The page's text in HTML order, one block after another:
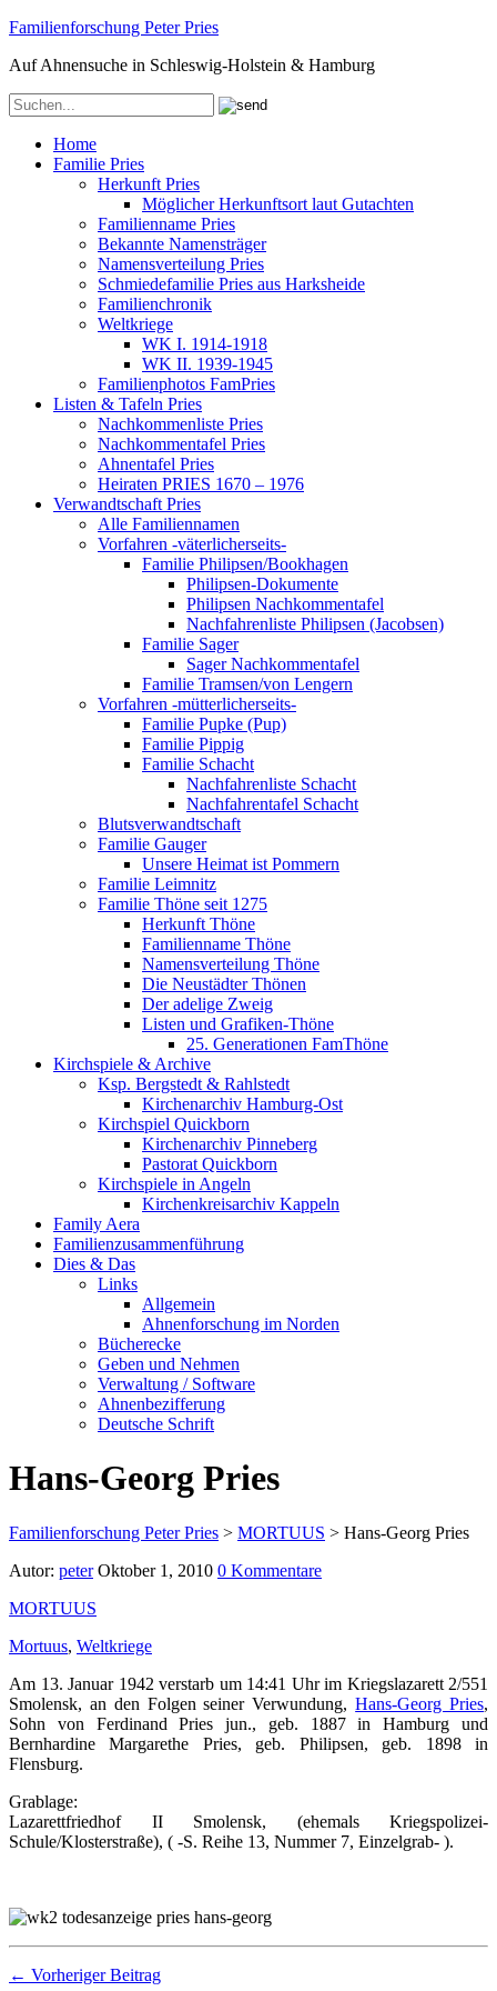
Familienforschung Peter Pries
Auf Ahnensuche in Schleswig-Holstein & Hamburg
Home
Familie Pries
Herkunft Pries
Möglicher Herkunftsort laut Gutachten
Familienname Pries
Bekannte Namensträger
Namensverteilung Pries
Schmiedefamilie Pries aus Harksheide
Familienchronik
Weltkriege
WK I. 1914-1918
WK II. 1939-1945
Familienphotos FamPries
Listen & Tafeln Pries
Nachkommenliste Pries
Nachkommentafel Pries
Ahnentafel Pries
Heiraten PRIES 1670 – 1976
Verwandtschaft Pries
Alle Familiennamen
Vorfahren -väterlicherseits-
Familie Philipsen/Bookhagen
Philipsen-Dokumente
Philipsen Nachkommentafel
Nachfahrenliste Philipsen (Jacobsen)
Familie Sager
Sager Nachkommentafel
Familie Tramsen/von Lengern
Vorfahren -mütterlicherseits-
Familie Pupke (Pup)
Familie Pippig
Familie Schacht
Nachfahrenliste Schacht
Nachfahrentafel Schacht
Blutsverwandtschaft
Familie Gauger
Unsere Heimat ist Pommern
Familie Leimnitz
Familie Thöne seit 1275
Herkunft Thöne
Familienname Thöne
Namensverteilung Thöne
Die Neustädter Thönen
Der adelige Zweig
Listen und Grafiken-Thöne
25. Generationen FamThöne
Kirchspiele & Archive
Ksp. Bergstedt & Rahlstedt
Kirchenarchiv Hamburg-Ost
Kirchspiel Quickborn
Kirchenarchiv Pinneberg
Pastorat Quickborn
Kirchspiele in Angeln
Kirchenkreisarchiv Kappeln
Family Aera
Familienzusammenführung
Dies & Das
Links
Allgemein
Ahnenforschung im Norden
Bücherecke
Geben und Nehmen
Verwaltung / Software
Ahnenbezifferung
Deutsche Schrift
Hans-Georg Pries
Familienforschung Peter Pries > MORTUUS > Hans-Georg Pries
Autor: peter Oktober 1, 2010 0 Kommentare
MORTUUS
Mortuus, Weltkriege
Am 13. Januar 1942 verstarb um 14:41 Uhr im Kriegslazarett 2/551
Smolensk, an den Folgen seiner Verwundung,Hans-Georg Pries,
Sohn von Ferdinand Pries jun., geb. 1887 in Hamburg und
Bernhardine Margarethe Pries, geb. Philipsen, geb. 1898 in
Flensburg.
Grablage:
Lazarettfriedhof II Smolensk, (ehemals Kriegspolizei-
Schule/Klosterstraße), ( -S. Reihe 13, Nummer 7, Einzelgrab- ).
← Vorheriger Beitrag